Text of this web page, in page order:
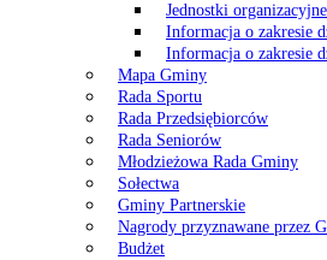
Jednostki
Informacja o zakresie
Informacja o zakresie
Mapa Gminy
Rada Sportu
Rada Przedsiębiorców
Rada Seniorów
Młodzieżowa Rada Gminy
Sołectwa
Gminy Partnerskie
Nagrody przyznawane przez
Budżet